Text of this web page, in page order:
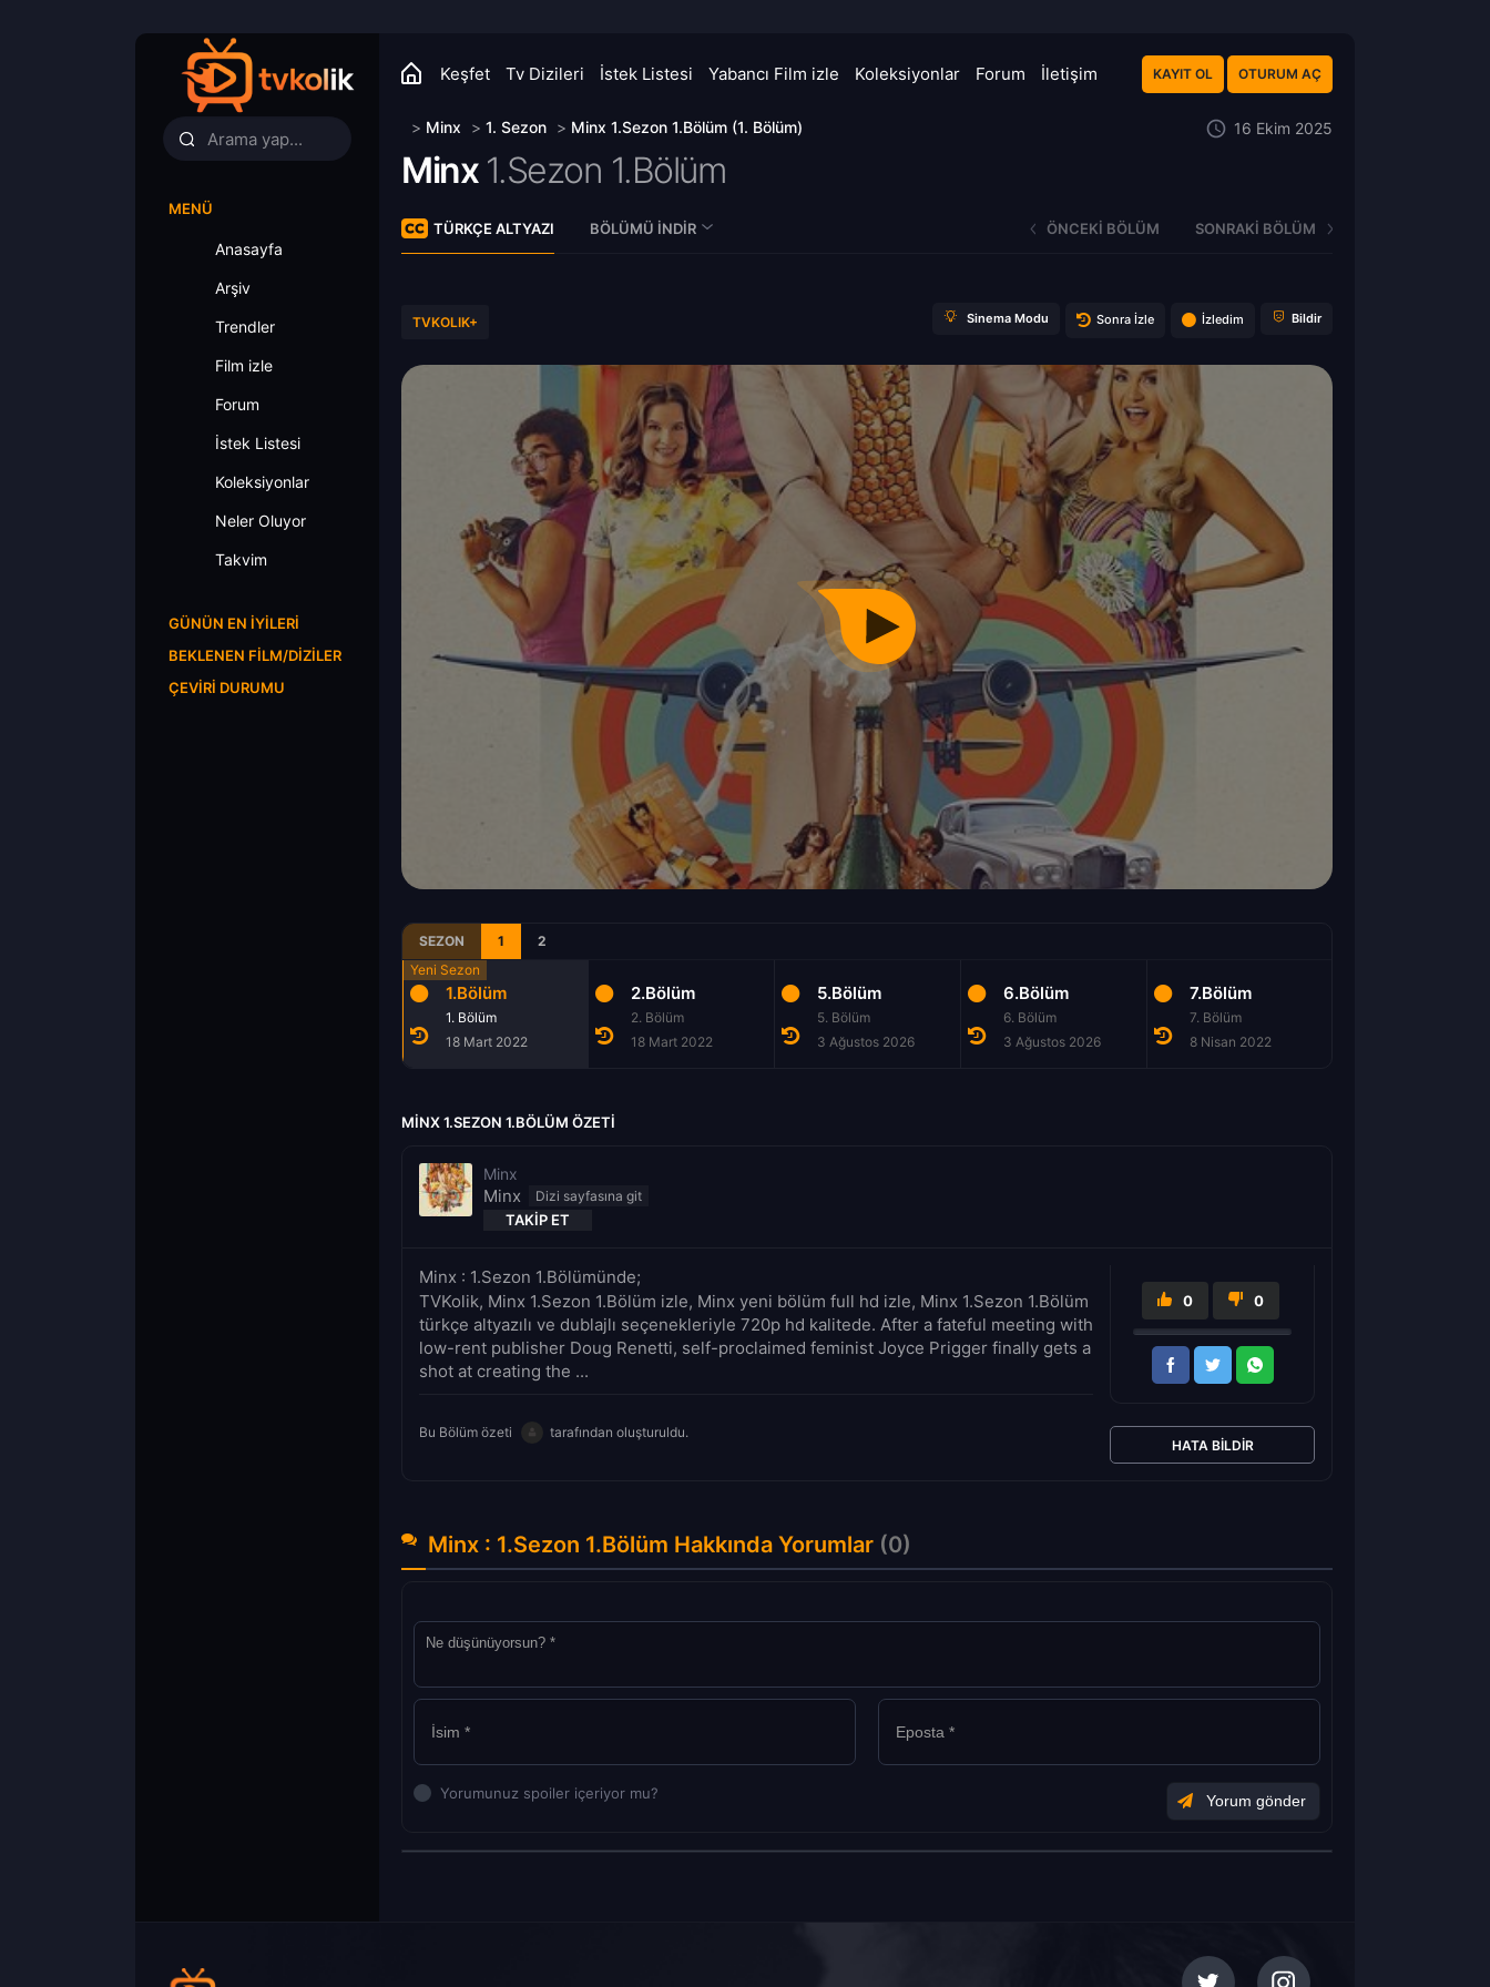
Keşfet Tv Dizileri İstek Listesi Yabancı Film izle Koleksiyonlar Forum İletişim KAYIT OL OTURUM AÇ
MENÜ
Anasayfa
Arşiv
Trendler
Film izle
Forum
İstek Listesi
Koleksiyonlar
Neler Oluyor
Takvim
GÜNÜN EN İYILERI
BEKLENEN FILM/DIZILER
ÇEVIRI DURUMU
> Minx > 1. Sezon > Minx 1.Sezon 1.Bölüm (1. Bölüm) 16 Ekim 2025
Minx 1.Sezon 1.Bölüm
TÜRKÇE ALTYAZI BÖLÜMÜ İNDIR ÖNCEKI BÖLÜM SONRAKI BÖLÜM
TVKOLIK+ Sinema Modu Sonra İzle İzledim Bildir
SEZON 1 2
1.Bölüm
1. Bölüm
18 Mart 2022
2.Bölüm
2. Bölüm
18 Mart 2022
5.Bölüm
5. Bölüm
3 Ağustos 2026
6.Bölüm
6. Bölüm
3 Ağustos 2026
7.Bölüm
7. Bölüm
8 Nisan 2022
MINX 1.SEZON 1.BÖLÜM ÖZETI
Minx
Minx
TAKIP ET
Minx : 1.Sezon 1.Bölümünde;
TVKolik, Minx 1.Sezon 1.Bölüm izle, Minx yeni bölüm full hd izle, Minx 1.Sezon 1.Bölüm
türkçe altyazılı ve dublajlı seçenekleriyle 720p hd kalitede. After a fateful meeting with
low-rent publisher Doug Renetti, self-proclaimed feminist Joyce Prigger finally gets a
shot at creating the ...
Bu Bölüm özeti tarafından oluşturuldu.
0 0
HATA BILDIR
Minx : 1.Sezon 1.Bölüm Hakkında Yorumlar (0)
Yorumunuz spoiler içeriyor mu?